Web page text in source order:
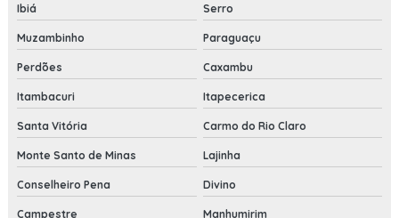
Ibiá Serro
Muzambinho Paraguaçu
Perdões Caxambu
Itambacuri Itapecerica
Santa Vitória Carmo do Rio Claro
Monte Santo de Minas Lajinha
Conselheiro Pena Divino
Campestre Manhumirim